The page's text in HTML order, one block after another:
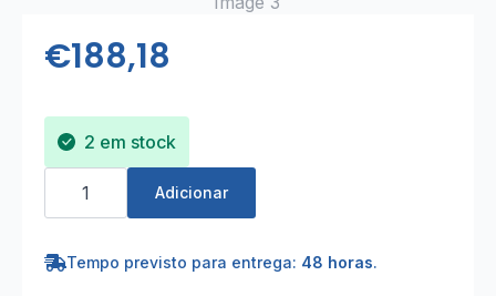
€188,18
2 em stock
Quantidade
Triplo
Adicionar
Tempo previsto para entrega: 48 horas.